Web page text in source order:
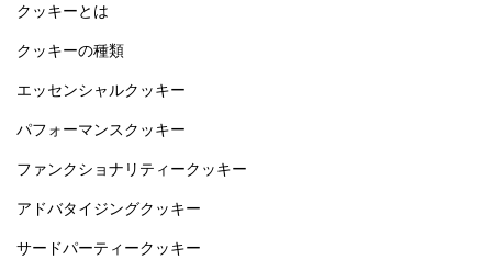
クッキーとは
クッキーの種類
エッセンシャルクッキー
パフォーマンスクッキー
ファンクショナリティークッキー
アドバタイジングクッキー
サードパーティークッキー